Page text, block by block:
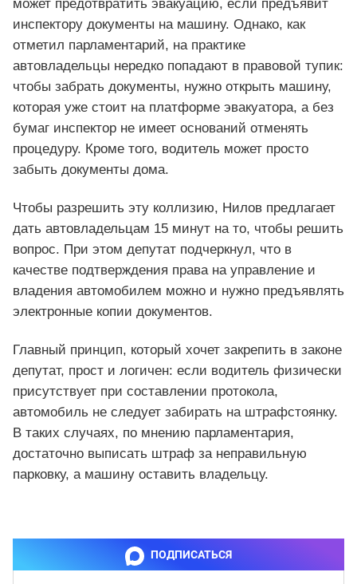
может предотвратить эвакуацию, если предъявит
инспектору документы на машину. Однако, как
отметил парламентарий, на практике
автовладельцы нередко попадают в правовой тупик:
чтобы забрать документы, нужно открыть машину,
которая уже стоит на платформе эвакуатора, а без
бумаг инспектор не имеет оснований отменять
процедуру. Кроме того, водитель может просто
забыть документы дома.
Чтобы разрешить эту коллизию, Нилов предлагает
дать автовладельцам 15 минут на то, чтобы решить
вопрос. При этом депутат подчеркнул, что в
качестве подтверждения права на управление и
владения автомобилем можно и нужно предъявлять
электронные копии документов.
Главный принцип, который хочет закрепить в законе
депутат, прост и логичен: если водитель физически
присутствует при составлении протокола,
автомобиль не следует забирать на штрафстоянку.
В таких случаях, по мнению парламентария,
достаточно выписать штраф за неправильную
парковку, а машину оставить владельцу.
ПОДПИСАТЬСЯ